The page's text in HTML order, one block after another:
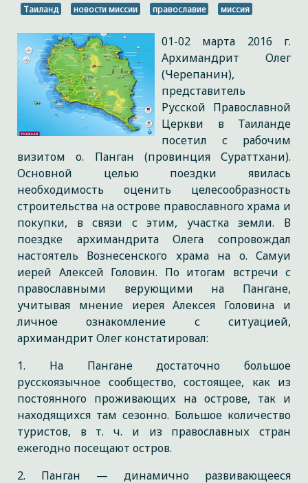
Таиланд новости миссии православие миссия
01-02 марта 2016 г.
Архимандрит Олег
(Черепанин),
представитель
Русской Православной
Церкви в Таиланде
посетил с рабочим
визитом о. Панган (провинция Сураттхани).
Основной целью поездки явилась
необходимость оценить целесообразность
строительства на острове православного храма и
покупки, в связи с этим, участка земли. В
поездке архимандрита Олега сопровождал
настоятель Вознесенского храма на о. Самуи
иерей Алексей Головин. По итогам встречи с
православными верующими на Пангане,
учитывая мнение иерея Алексея Головина и
личное ознакомление с ситуацией,
архимандрит Олег констатировал:
1. На Пангане достаточно большое
русскоязычное сообщество, состоящее, как из
постоянного проживающих на острове, так и
находящихся там сезонно. Большое количество
туристов, в т. ч. и из православных стран
ежегодно посещают остров.
2. Панган — динамично развивающееся